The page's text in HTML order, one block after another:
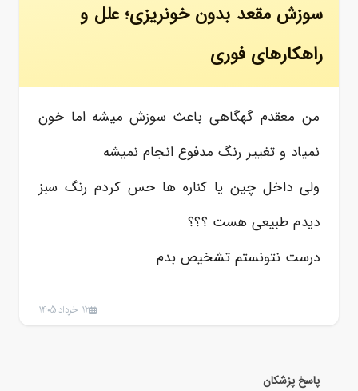
سوزش مقعد بدون خونریزی؛ علل و
راهکارهای فوری
من معقدم گهگاهی باعث سوزش میشه اما خون
نمیاد و تغییر رنگ مدفوع انجام نمیشه
ولی داخل چین یا کناره ها حس کردم رنگ سبز
دیدم طبیعی هست ؟؟؟
درست نتونستم تشخیص بدم
12 خرداد 1405
پاسخ پزشکان